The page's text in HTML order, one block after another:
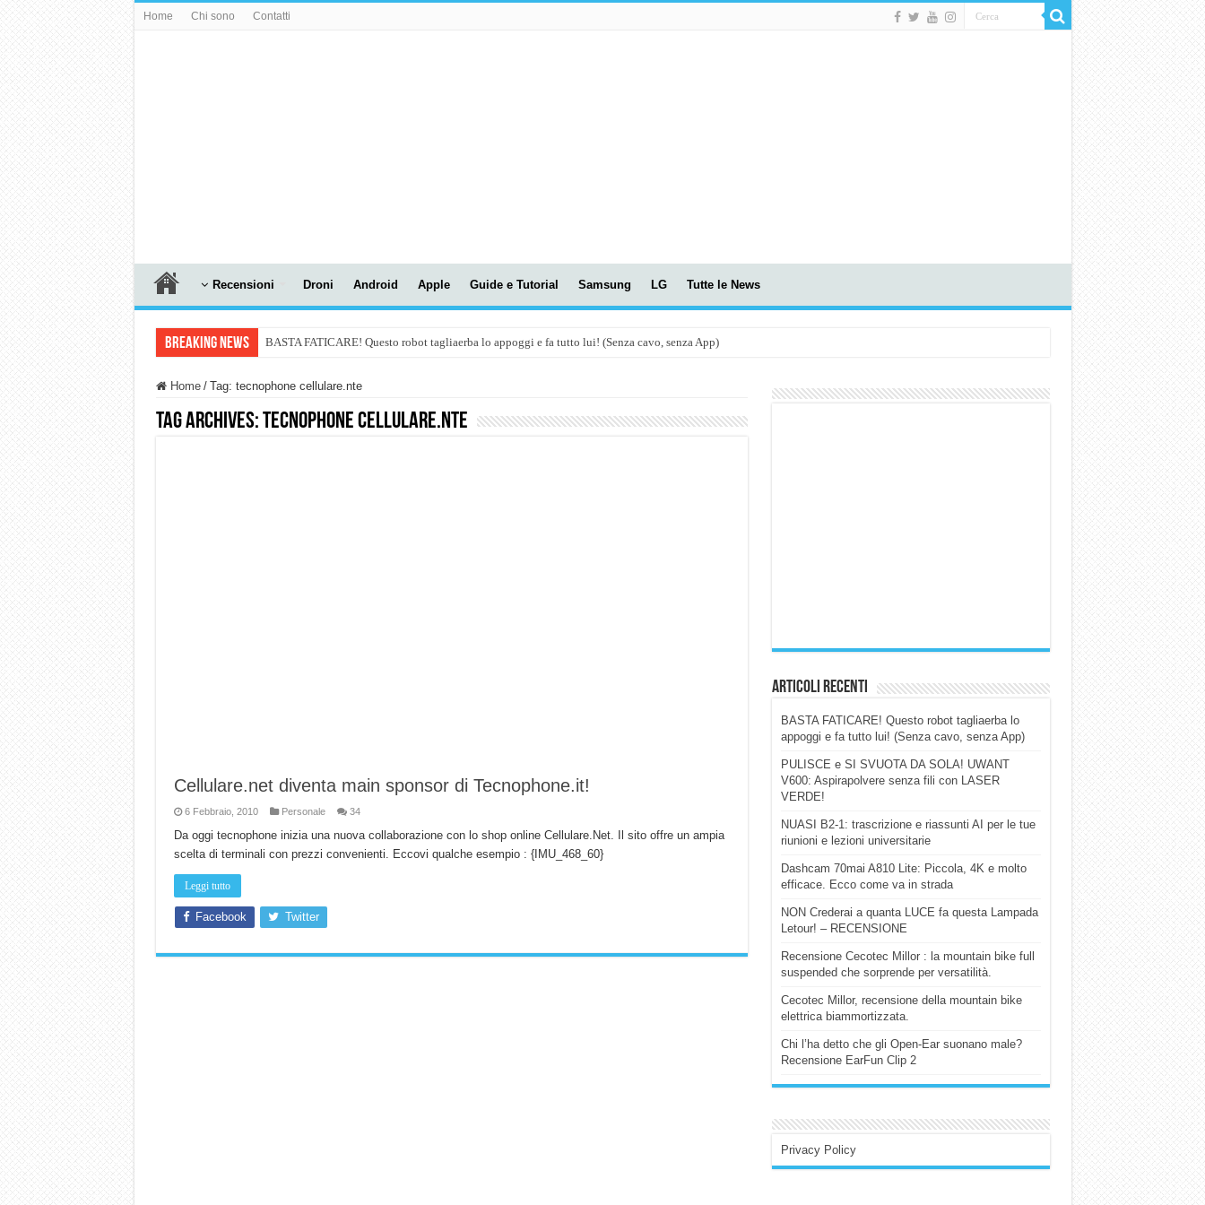
Home Chi sono Contatti
Recensioni Droni Android Apple Guide e Tutorial Samsung LG Tutte le News
Breaking News BASTA FATICARE! Questo robot tagliaerba lo appoggi e fa tutto lui! (Senza cavo, senza App)
Dashcam 70mai A810 Lite: Piccola, 4K e molto efficace. Ecco come va in strada
Home / Tag: tecnophone cellulare.nte
Tag Archives:tecnophone cellulare.nte
Cellulare.net diventa main sponsor di Tecnophone.it!
6 Febbraio, 2010 Personale 34
Da oggi tecnophone inizia una nuova collaborazione con lo shop online Cellulare.Net. Il sito offre un ampia
scelta di terminali con prezzi convenienti. Eccovi qualche esempio : {IMU_468_60}
Leggi tutto
Facebook Twitter
Articoli Recenti
BASTA FATICARE! Questo robot tagliaerba lo
appoggi e fa tutto lui! (Senza cavo, senza App)
PULISCE e SI SVUOTA DA SOLA! UWANT
V600: Aspirapolvere senza fili con LASER
VERDE!
NUASI B2-1: trascrizione e riassunti AI per le tue
riunioni e lezioni universitarie
Dashcam 70mai A810 Lite: Piccola, 4K e molto
efficace. Ecco come va in strada
NON Crederai a quanta LUCE fa questa Lampada
Letour! – RECENSIONE
Recensione Cecotec Millor : la mountain bike full
suspended che sorprende per versatilità.
Cecotec Millor, recensione della mountain bike
elettrica biammortizzata.
Chi l’ha detto che gli Open-Ear suonano male?
Recensione EarFun Clip 2
Privacy Policy